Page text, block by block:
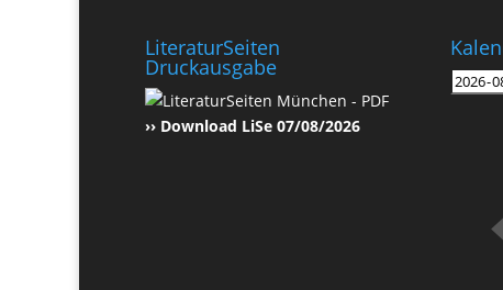
LiteraturSeiten
Druckausgabe
›› Download LiSe 07/08/2026